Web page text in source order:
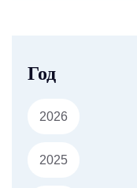
Год
2026
2025